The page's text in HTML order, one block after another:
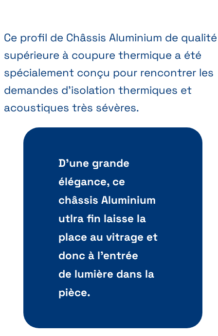
Ce profil de Châssis Aluminium de qualité
supérieure à coupure thermique a été
spécialement conçu pour rencontrer les
demandes d'isolation thermiques et
acoustiques très sévères.
D'une grande
élégance, ce
châssis Aluminium
utlra fin laisse la
place au vitrage et
donc à l'entrée
de lumière dans la
pièce.